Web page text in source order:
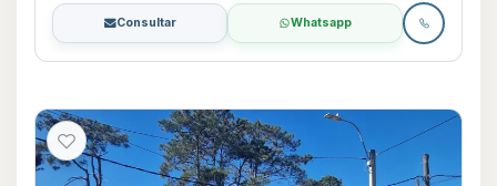
Consultar Whatsapp